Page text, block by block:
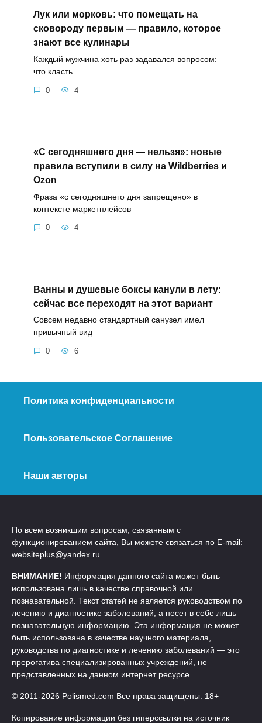
Лук или морковь: что помещать на
сковороду первым — правило, которое
знают все кулинары
Каждый мужчина хоть раз задавался вопросом:
что класть
0 4
«С сегодняшнего дня — нельзя»: новые
правила вступили в силу на Wildberries и
Ozon
Фраза «с сегодняшнего дня запрещено» в
контексте маркетплейсов
0 4
Ванны и душевые боксы канули в лету:
сейчас все переходят на этот вариант
Совсем недавно стандартный санузел имел
привычный вид
0 6
Политика конфиденциальности
Пользовательское Соглашение
Наши авторы
По всем возникшим вопросам, связанным с
функционированием сайта, Вы можете связаться по E-mail:
websiteplus@yandex.ru
ВНИМАНИЕ! Информация данного сайта может быть
использована лишь в качестве справочной или
познавательной. Текст статей не является руководством по
лечению и диагностике заболеваний, а несет в себе лишь
познавательную информацию. Эта информация не может
быть использована в качестве научного материала,
руководства по диагностике и лечению заболеваний — это
прерогатива специализированных учреждений, не
представленных на данном интернет ресурсе.
© 2011-2026 Polismed.com Все права защищены. 18+
Копирование информации без гиперссылки на источник